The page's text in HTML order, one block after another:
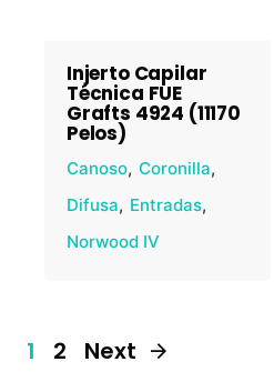
Injerto Capilar
Técnica FUE
Grafts 4924 (11170
Pelos)
Canoso Coronilla
Difusa
Entradas
Norwood IV
1 2 Next